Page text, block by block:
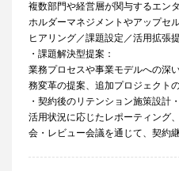
複数部門や経営層が関与するエン
ホルダーマネジメントやアップセ
ヒアリング／課題設定／活用拡張
・課題解決型提案：
業務プロセスや事業モデルへの深
務変革の提案、追加プロジェクト
・契約後のリテンション施策設計
活用状況に応じたレポーティング
会・レビュー会議を通じて、契約